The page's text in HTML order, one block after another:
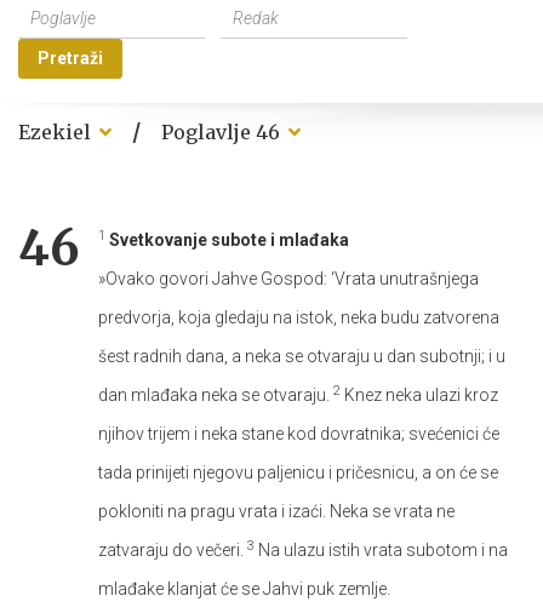
Pretraži
Ezekiel / Poglavlje 46
46 1 Svetkovanje subote i mlađaka
»Ovako govori Jahve Gospod: ‘Vrata unutrašnjega
predvorja, koja gledaju na istok, neka budu zatvorena
šest radnih dana, a neka se otvaraju u dan subotnji; i u
dan mlađaka neka se otvaraju. 2 Knez neka ulazi kroz
njihov trijem i neka stane kod dovratnika; svećenici će
tada prinijeti njegovu paljenicu i pričesnicu, a on će se
pokloniti na pragu vrata i izaći. Neka se vrata ne
zatvaraju do večeri. 3 Na ulazu istih vrata subotom i na
mlađake klanjat će se Jahvi puk zemlje.